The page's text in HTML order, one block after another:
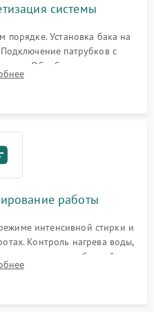
системы
порядке. Установка бака на
патрубков с
Обработка стыков
возможных протечек воды.
работы
интенсивной стирки и
Контроль нагрева воды,
излишних вибраций,
под корпусом.